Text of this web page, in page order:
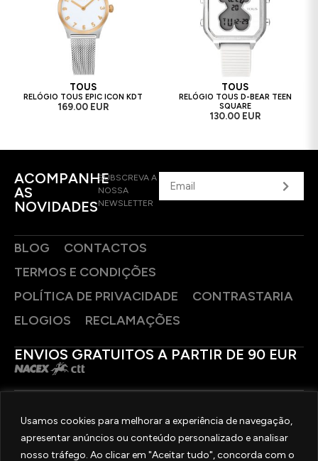
Usamos cookies para melhorar a experiência de navegação,
apresentar anúncios ou conteúdo personalizado e analisar
nosso tráfego. Ao clicar em "Aceitar tudo", concorda com o
TOUS
RELÓGIO TOUS EPIC ICON KDT
169.00 EUR
TOUS
RELÓGIO TOUS D-BEAR TEEN
SQUARE
130.00 EUR
ACOMPANHE
AS
NOVIDADES
SUBSCREVA A
NOSSA
NEWSLETTER
BLOG
CONTACTOS
TERMOS E CONDIÇÕES
POLÍTICA DE PRIVACIDADE
CONTRASTARIA
ELOGIOS
RECLAMAÇÕES
ENVIOS GRATUITOS A PARTIR DE 90 EUR
SIGA-NOS